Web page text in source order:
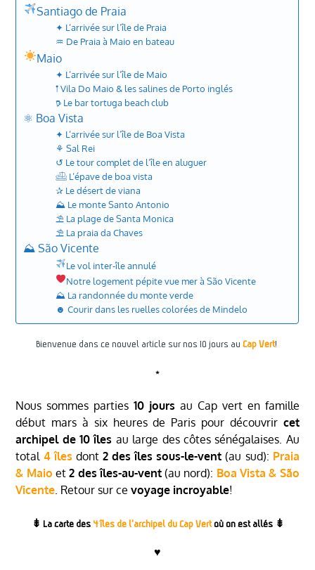
Santiago de Praia
✦ L’arrivée sur l’île de Praia
♒︎ De Praia à Maio en bateau
Maio
✦ L’arrivée sur l’île de Maio
𖡡 Vila Do Maio & les salines de Porto inglés
𖠚 Le bar tortuga beach club
⚛︎ Boa Vista
✦ L’arrivée sur l’île de Boa Vista
⚘ Sal Rei
↺ Le tour complet de l’île en aluguer
𓊝 L’épave de boa vista
✰ Le désert de viana
⛰︎ Le monte Santo Antonio
⛱︎ La plage de Santa Monica
⛱︎ La praia da Chaves
⛰︎ São Vicente
Le vol inter-île annulé
Notre logement pépite vue mer à São Vicente
⛰︎ La randonnée du monte verde
☻ Courir dans les ruelles colorées de Mindelo
Bienvenue dans ce nouvel article sur nos 10 jours au Cap Vert!
⋆
Nous sommes parties 10 jours au Cap vert en famille
début mars à six heures de Paris pour découvrir cet
archipel de 10 îles au large des côtes sénégalaises. Au
total 4 îles dont 2 des îles sous-le-vent (au sud): Praia
& Maio et2 des îles-au-vent(au nord): Boa Vista & São
Vicente. Retour sur cevoyage incroyable!
⇟ La carte des4 îles de l’archipel du Cap Vertoù on est allés ⇟
♥